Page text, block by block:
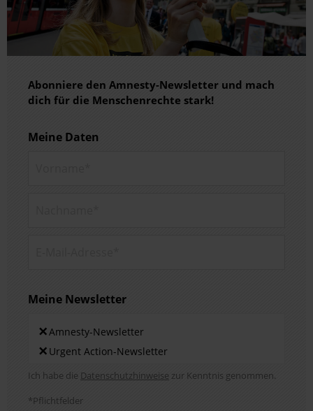
Abonniere den Amnesty-Newsletter und mach
dich für die Menschenrechte stark!
Meine Daten
Meine Newsletter
×Amnesty-Newsletter
× Urgent Action-Newsletter
Hinweis DSE
Ich habe die Datenschutzhinweise zur Kenntnis genommen.
*Pflichtfelder